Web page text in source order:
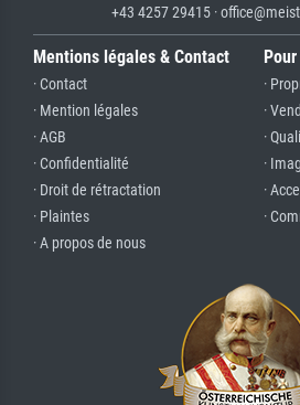
+43 4257 29415 ·
Mentions légales & Contact
· Contact
· Mention légales
· AGB
· Confidentialité
· Droit de rétractation
· Plaintes
· A propos de nous
·
·
·
·
·
·